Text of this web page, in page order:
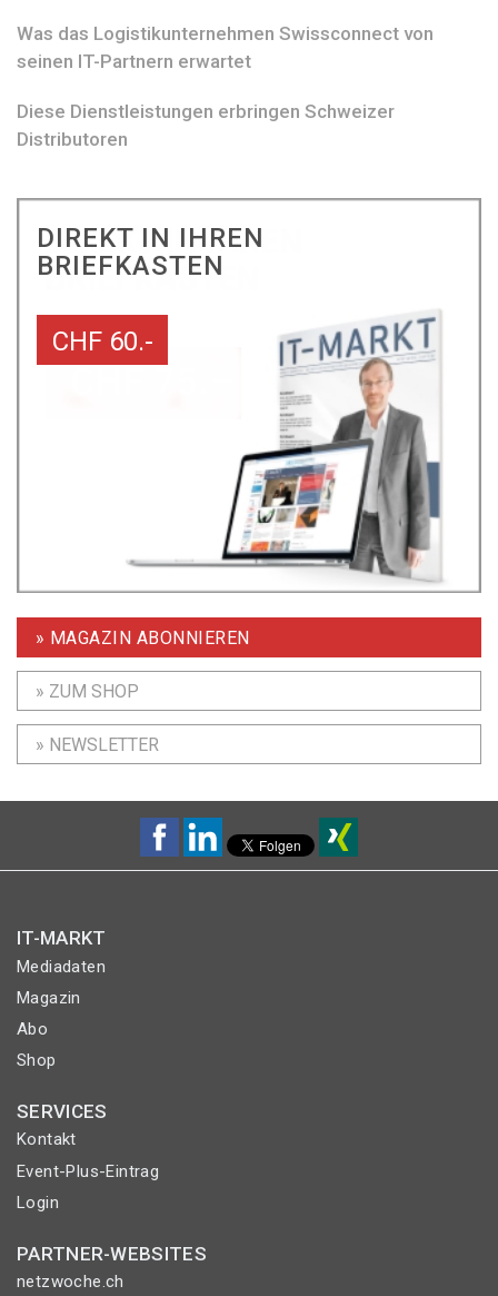
Was das Logistikunternehmen Swissconnect von
seinen IT-Partnern erwartet
Diese Dienstleistungen erbringen Schweizer
Distributoren
DIREKT IN IHREN
BRIEFKASTEN
CHF 60.-
» MAGAZIN ABONNIEREN
» ZUM SHOP
» NEWSLETTER
IT-MARKT
Mediadaten
Magazin
Abo
Shop
SERVICES
Kontakt
Event-Plus-Eintrag
Login
PARTNER-WEBSITES
netzwoche.ch